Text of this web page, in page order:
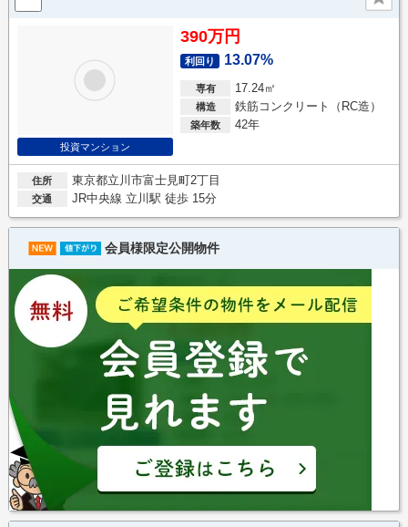
投資マンション
390万円
利回り 13.07%
専有 17.24㎡
構造 鉄筋コンクリート（RC造）
築年数 42年
住所 東京都立川市富士見町2丁目
交通 JR中央線 立川駅 徒歩 15分
会員様限定公開物件